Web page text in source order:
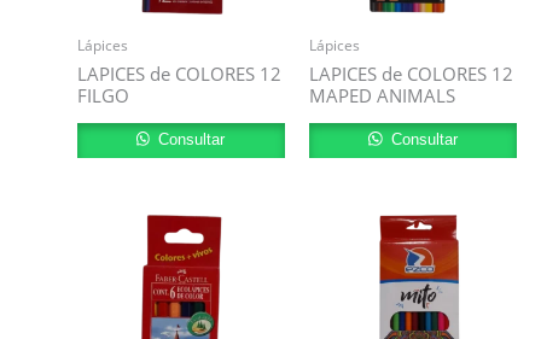
Lápices
LAPICES de COLORES 12
FILGO
Consultar
Lápices
LAPICES de COLORES 12
MAPED ANIMALS
Consultar